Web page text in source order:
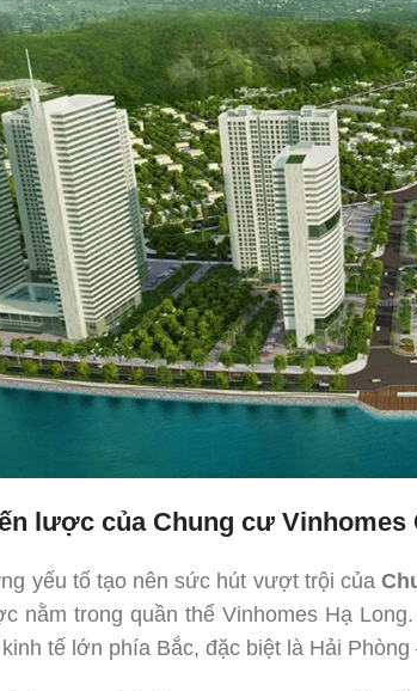
lược của Chung cư Vinhomes
yếu tố tạo nên sức hút vượt trội của
nằm trong quần thể Vinhomes Hạ
tế lớn phía Bắc, đặc biệt là Hải Phòng